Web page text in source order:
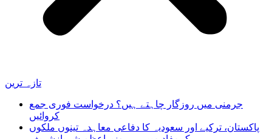
تازہ ترین
جرمنی میں روزگار چاہتے ہیں؟ درخواست فوری جمع
کروائیں
پاکستان، ترکیے اور سعودیہ کا دفاعی معاہدہ تینوں ملکوں